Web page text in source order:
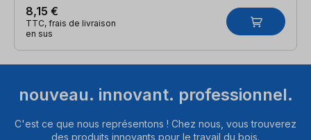
8,15 €
TTC, frais de livraison
en sus
nouveau. innovant. professionnel.
C'est ce que nous représentons ! Chez nous, vous trouverez
des produits innovants pour le travail du bois.